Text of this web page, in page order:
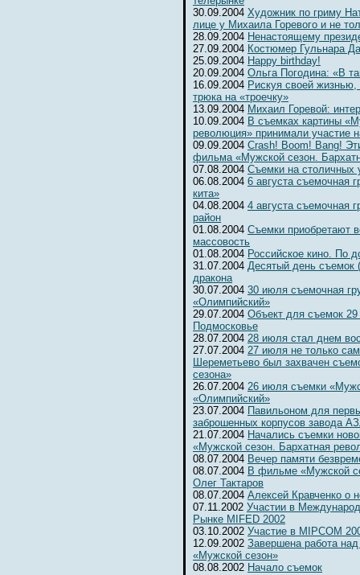
30.09.2004 Художник по гриму
лице у Михаила Горевого и не
28.09.2004 Ненастоящему
27.09.2004 Костюмер Гульнара
25.09.2004 Happy birthday!
20.09.2004 Ольга Погодина: «В
16.09.2004 Рискуя своей
трюка на «троечку»
13.09.2004 Михаил Горевой:
10.09.2004 В съемках картины
революция» принимали участие
09.09.2004 Crash! Boom! Bang!
фильма «Мужской сезон.
07.08.2004 Съемки на столичных
06.08.2004 6 августа съемочная
кита»
04.08.2004 4 августа съемочная
район
01.08.2004 Съемки приобретают
массовость
01.08.2004 Российское кино. По
31.07.2004 Десятый день съемок
дракона
30.07.2004 30 июля съемочная
«Олимпийский»
29.07.2004 Объект для съемок
Подмосковье
28.07.2004 28 июля стал днем
27.07.2004 27 июля не только
Шереметьево был захвачен
сезона»
26.07.2004 26 июля съемки
«Олимпийский»
23.07.2004 Павильоном для
заброшенных корпусов завода
21.07.2004 Начались съемки
«Мужской сезон. Бархатная
08.07.2004 Вечер памяти
08.07.2004 В фильме «Мужской
Олег Тактаров
08.07.2004 Алексей Кравченко о
07.11.2002 Участии в
Рынке MIFED 2002
03.10.2002 Участие в MIPCOM
12.09.2002 Завершена работа
«Мужской сезон»
08.08.2002 Начало съемок